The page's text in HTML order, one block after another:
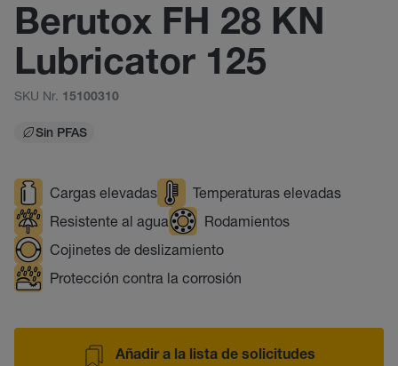
Berutox FH 28 KN
Lubricator 125
SKU Nr. 15100310
Sin PFAS
Cargas elevadas
Temperaturas elevadas
Resistente al agua
Rodamientos
Cojinetes de deslizamiento
Protección contra la corrosión
Añadir a la lista de solicitudes